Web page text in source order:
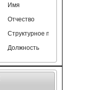
Имя
Отчество
Структурное подразделение
Должность